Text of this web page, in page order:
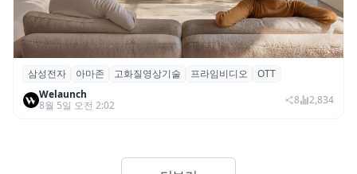
삼성전자·아마존, 프라임 비디오에 ‘HDR10+
어드밴스드’ 적용
삼성전자 아마존 고화질영상기술 프라임비디오
OTT
Welaunch
8월 5일 오전 2:02
8 2,834